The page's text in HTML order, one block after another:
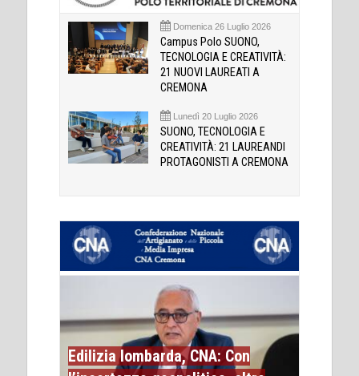
Domenica 26 Luglio 2026
Campus Polo SUONO,
TECNOLOGIA E CREATIVITÀ:
21 NUOVI LAUREATI A
CREMONA
Lunedì 20 Luglio 2026
SUONO, TECNOLOGIA E
CREATIVITÀ: 21 LAUREANDI
PROTAGONISTI A CREMONA
Edilizia lombarda, CNA: Con